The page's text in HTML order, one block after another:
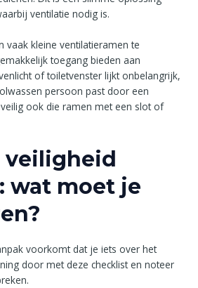
ventilatie nodig is.
vaak kleine ventilatieramen te
toegang bieden aan
of toiletvenster lijkt onbelangrijk,
persoon past door een
ook die ramen met een slot of
veiligheid
wat moet je
voorkomt dat je iets over het
door met deze checklist en noteer